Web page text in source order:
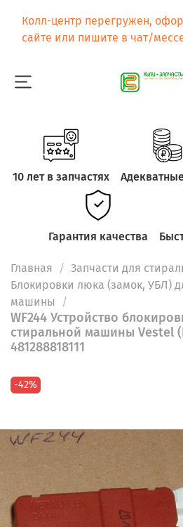
Колл-центр перегружен,
сайте или пишите в чат/
10 лет в запчастях
Гарантия качества
Главная
Запчасти для
Блокировки люка (замок, УБЛ)
машины
WF244 Устройство
стиральной машины Vestel
481288818111
-42%